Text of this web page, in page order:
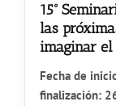
15º
las
imaginar el
Fecha de
finalización: